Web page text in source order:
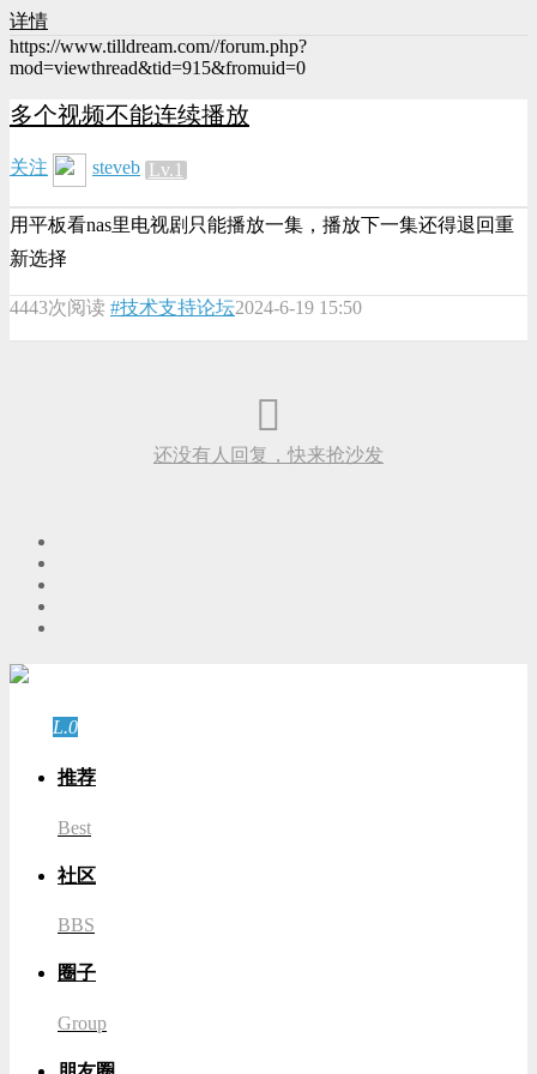
详情
https://www.tilldream.com//forum.php?
mod=viewthread&tid=915&fromuid=0
多个视频不能连续播放
关注 steveb Lv.1
用平板看nas里电视剧只能播放一集，播放下一集还得退回重
新选择
4443次阅读 #技术支持论坛2024-6-19 15:50
还没有人回复，快来抢沙发
L.0
推荐
Best
社区
BBS
圈子
Group